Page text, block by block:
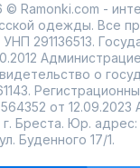
© Ramonki.com -
одежды. Все
291136513.
о
от 12.09.2023
Бреста. Юр. адрес:
Буденного 17/1.